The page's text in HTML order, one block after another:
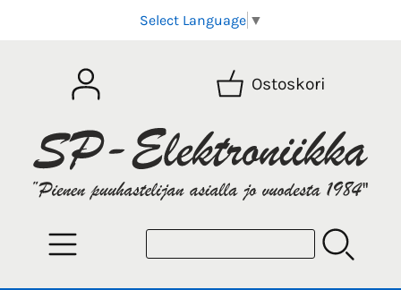
Select Language ▼
Ostoskori